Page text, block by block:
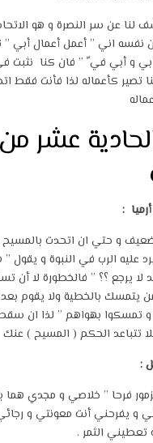
لنا عن سر النصرة و هو
نفسه اني ” أعمل أعمال أبي ”
و أبي في ّ ” فان كنا نثبت
تصير كأعماله لذا فأنت فقط
عشر من
:
ضعيف و حتي ان اتحدت
عليه الرب في النبوة و
لا يرجع ؟؟ ” فالخطورة لا أن
يتمسك بالخطية ولا يقوم
و تمسكوا بهواهم ” لذا ان
تتباعد الحكم ( المسيح ) عنك
:
فرحا ” خلاصي و مجدي هما
و يفرحني أنت معونتي و
الثمر .